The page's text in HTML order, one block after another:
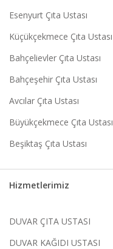
Esenyurt Çıta Ustası
Küçükçekmece Çıta Ustası
Bahçelievler Çıta Ustası
Bahçeşehir Çıta Ustası
Avcılar Çıta Ustası
Büyükçekmece Çıta Ustası
Beşiktaş Çıta Ustası
Hizmetlerimiz
DUVAR ÇITA USTASI
DUVAR KAĞIDI USTASI